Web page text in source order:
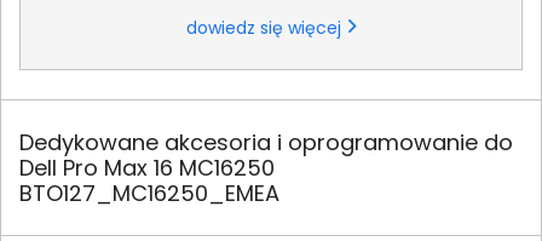
dowiedz się więcej
Dedykowane akcesoria i oprogramowanie do
Dell Pro Max 16 MC16250
BTO127_MC16250_EMEA